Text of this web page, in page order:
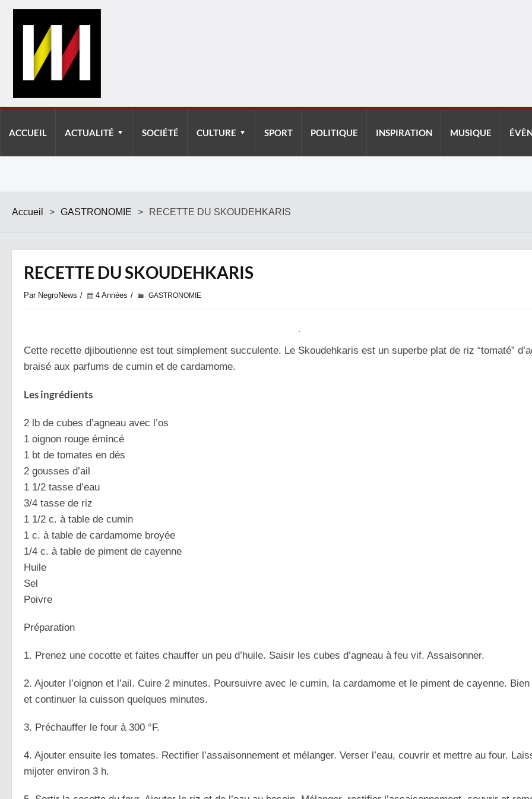
ACCUEIL ACTUALITÉ SOCIÉTÉ CULTURE SPORT POLITIQUE INSPIRATION MUSIQUE
Accueil > GASTRONOMIE > RECETTE DU SKOUDEHKARIS
RECETTE DU SKOUDEHKARIS
Par NegroNews 4 Années GASTRONOMIE
Cette recette djiboutienne est tout simplement succulente. Le Skoudehkaris est un superbe plat de riz “tomaté”
braisé aux parfums de cumin et de cardamome.
Les ingrédients
2 lb de cubes d’agneau avec l’os
1 oignon rouge émincé
1 bt de tomates en dés
2 gousses d’ail
1 1/2 tasse d’eau
3/4 tasse de riz
1 1/2 c. à table de cumin
1 c. à table de cardamome broyée
1/4 c. à table de piment de cayenne
Huile
Sel
Poivre
Préparation
1. Prenez une cocotte et faites chauffer un peu d’huile. Saisir les cubes d’agneau à feu vif. Assaisonner.
2. Ajouter l’oignon et l’ail. Cuire 2 minutes. Poursuivre avec le cumin, la cardamome et le piment de cayenne.
et continuer la cuisson quelques minutes.
3. Préchauffer le four à 300 °F.
4. Ajouter ensuite les tomates. Rectifier l’assaisonnement et mélanger. Verser l’eau, couvrir et mettre au four.
mijoter environ 3 h.